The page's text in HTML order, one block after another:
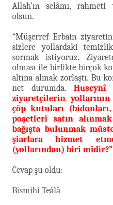
Allah’ın selâmı,
olsun.
“Müşerref Erbain
sizlere yollardaki
sormak istiyoruz.
olması ile birlikte birçok
altına almak zorlaştı. Bu
net durumda.
ziyaretçilerin
çöp kutuları
poşetleri satın
bağışta bulunmak
şiarlara hizmet
(yollarından) biri midir?”
Cevap şu oldu:
Bismihi Teâlâ